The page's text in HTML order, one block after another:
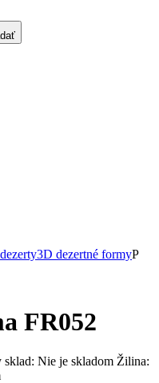
3D dezertné formyP
FR052
sklad: Nie je skladom Žilina: